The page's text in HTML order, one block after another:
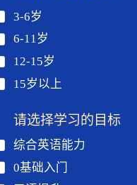
3-6岁
6-11岁
12-15岁
15岁以上
请选择学习的目标
综合英语能力
0基础入门